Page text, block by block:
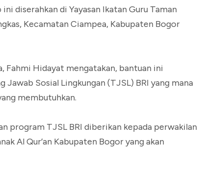
diserahkan di Yayasan Ikatan Guru Taman
Kecamatan Ciampea, Kabupaten Bogor
Fahmi Hidayat mengatakan, bantuan ini
Sosial Lingkungan (TJSL) BRI yang mana
membutuhkan.
program TJSL BRI diberikan kepada perwakilan
Al Qur’an Kabupaten Bogor yang akan